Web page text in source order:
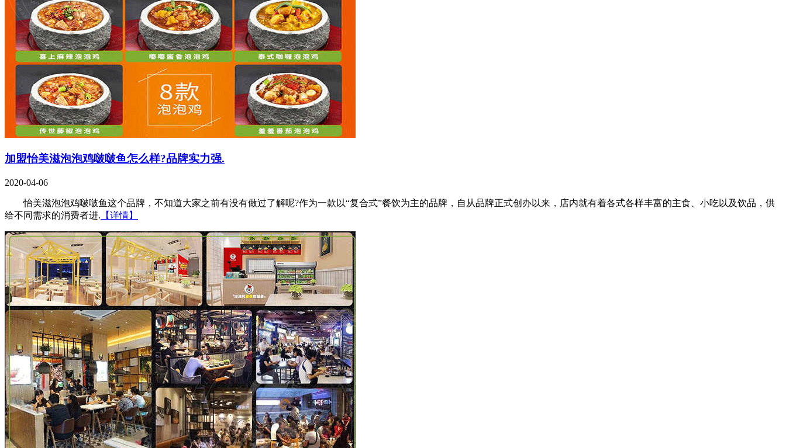
加盟怡美滋泡泡鸡啵啵鱼怎么样?品牌实力强.
2020-04-06
怡美滋泡泡鸡啵啵鱼这个品牌，不知道大家之前有没有做过了解呢?作为一款以“复合式”餐饮为主的品牌，自从品牌正式创办以来，店内就有着各式各样丰富的主食、小吃以及饮品，供
给不同需求的消费者进. 【详情】